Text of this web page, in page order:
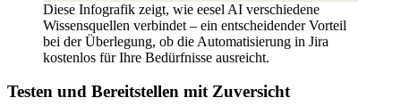
Diese Infografik zeigt, wie eesel AI verschiedene
Wissensquellen verbindet – ein entscheidender Vorteil
bei der Überlegung, ob die Automatisierung in Jira
kostenlos für Ihre Bedürfnisse ausreicht.
Testen und Bereitstellen mit Zuversicht